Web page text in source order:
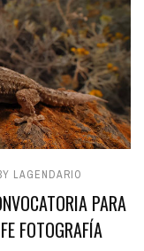
LAGENDARIO
PARA
FOTOGRAFÍA